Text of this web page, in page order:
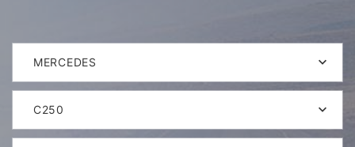
MERCEDES
C250